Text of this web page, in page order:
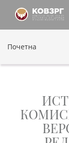
Почетна